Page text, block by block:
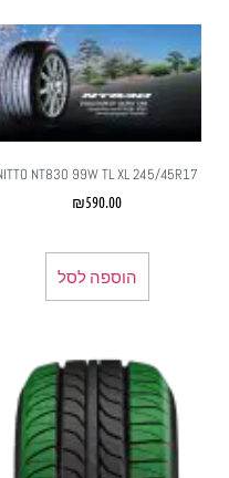
NITTO NT830 99W TL XL 245/45R17
₪590.00
הוספה לסל